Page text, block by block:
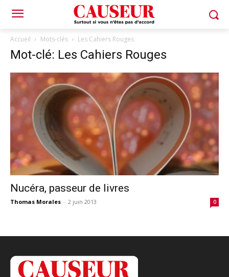
Accueil Mots-clés Les Cahiers Rouges
Mot-clé: Les Cahiers Rouges
Nucéra, passeur de livres
Thomas Morales - 2 juin 2013 0